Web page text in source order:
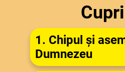
1. Chipul și
Dumnezeu